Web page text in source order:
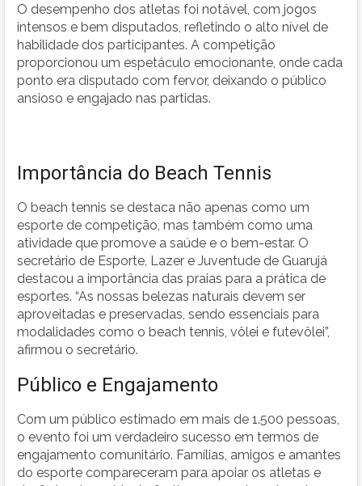
O desempenho dos atletas foi notável, com jogos
intensos e bem disputados, refletindo o alto nível de
habilidade dos participantes. A competição
proporcionou um espetáculo emocionante, onde cada
ponto era disputado com fervor, deixando o público
ansioso e engajado nas partidas.
Importância do Beach Tennis
O beach tennis se destaca não apenas como um
esporte de competição, mas também como uma
atividade que promove a saúde e o bem-estar. O
secretário de Esporte, Lazer e Juventude de Guarujá
destacou a importância das praias para a prática de
esportes. “As nossas belezas naturais devem ser
aproveitadas e preservadas, sendo essenciais para
modalidades como o beach tennis, vôlei e futevôlei”,
afirmou o secretário.
Público e Engajamento
Com um público estimado em mais de 1.500 pessoas,
o evento foi um verdadeiro sucesso em termos de
engajamento comunitário. Famílias, amigos e amantes
do esporte compareceram para apoiar os atletas e